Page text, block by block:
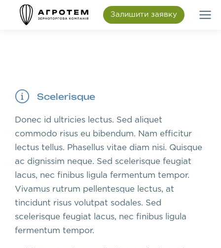
Залишити заявку
Scelerisque
Donec id ultricies lectus. Sed aliquet
commodo risus eu bibendum. Nam efficitur
lectus tellus. Phasellus vitae diam nisi. Quisque
ac dignissim neque. Sed scelerisque feugiat
lacus, nec finibus ligula fermentum tempor.
Vivamus rutrum pellentesque lectus, at
tincidunt risus volutpat sodales. Sed
scelerisque feugiat lacus, nec finibus ligula
fermentum tempor.